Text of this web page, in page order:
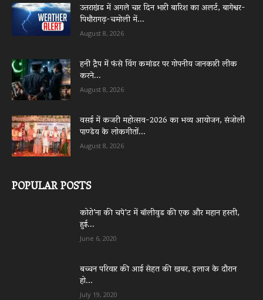
उत्तराखंड में अगले चार दिन भारी बारिश का अलर्ट, बागेश्वर-
पिथौरागढ़-चमोली में...
August 8, 2026
हनी ट्रैप में फंसे विंग कमांडर पर गोपनीय जानकारी लीक
करने...
August 8, 2026
वसई में कजरी महोत्सव-2026 का भव्य आयोजन, संजोली
पाण्डेय के लोकगीतों...
August 8, 2026
POPULAR POSTS
कोरो’ना की चपे’ट में बॉलीवुड की एक और महान हस्ती,
हुई...
June 6, 2020
बच्चन परिवार की आई सेहत की खबर, इलाज के दौरान
हो...
July 19, 2020